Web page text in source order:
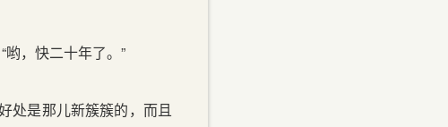
，快二十年了。”
是那儿新簇簇的，而且